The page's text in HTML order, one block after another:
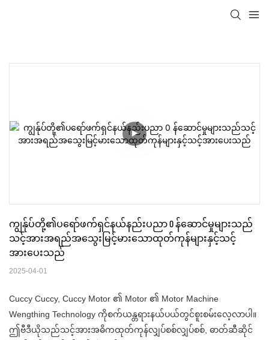
ကျွန်ုပ်တို့၏ပရော်ဖက်ရှင်နယ်နည်းပညာ 0 န်ဆောင်မှုများသည်
သင့်အားအရည်အသွေးမြင့်မားသောထုတ်ကုန်များနှင့်သင့်
အားပေးသည်
2025-04-01
Cuccy Cuccy, Cuccy Motor ၏ Motor ၏ Motor Machine
Wengthing Technology ကိုစက်ယန္တရားနယ်ပယ်တွင်စူးစမ်းလေ့လာပါ။
ဤဗီဒီယိုသည်သင့်အားအဓိကထုတ်ကုန်လျှပ်စစ်လျှပ်စစ်, ဓာတ်ဆီဆိုင်